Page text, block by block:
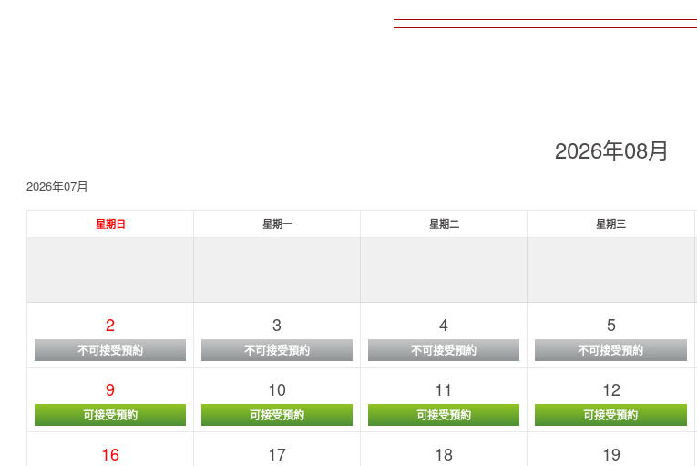
2026年08月
2026年07月
星期日 星期一 星期二 星期三
2
不可接受預約
3
不可接受預約
4
不可接受預約
5
不可接受預約
9
可接受預約
10
可接受預約
11
可接受預約
12
可接受預約
16 17 18 19